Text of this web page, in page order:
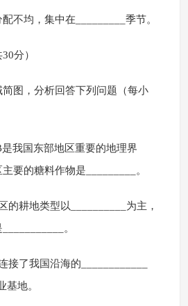
不均，集中在_________季节。
分）
图，分析回答下列问题（每小
是我国东部地区重要的地理界
要的糖料作物是_________。
的耕地类型以__________为主，
。
接了我国沿海的____________
基地。